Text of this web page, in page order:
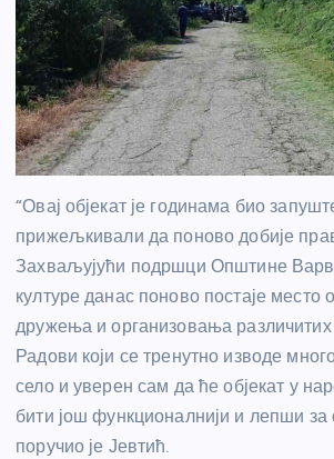
“Овај објекат је годинама био
прижељкивали да поново добије
Захваљујући подршци Општине
културе данас поново постаје
дружења и организовања
Радови који се тренутно изводе
село и уверен сам да ће објекат у
бити још функционалнији и лепши за
поручио је Јевтић.